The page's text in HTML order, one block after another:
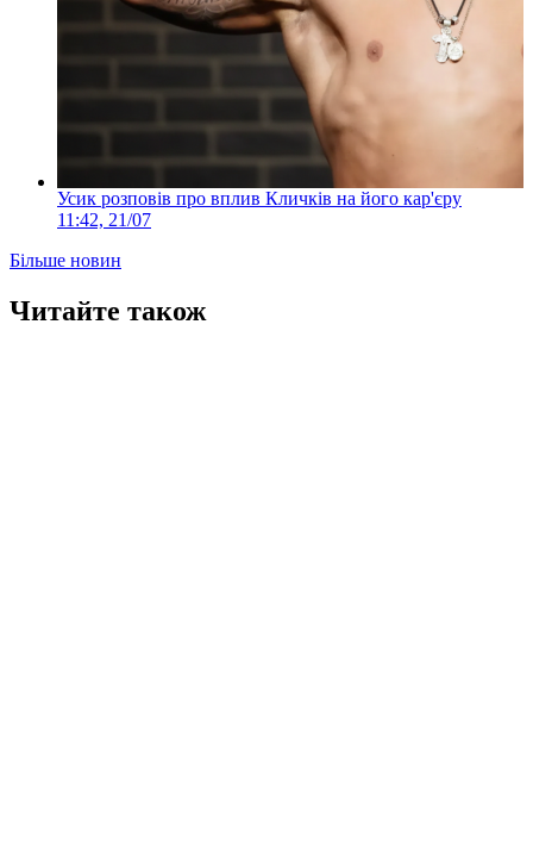
Усик розповів про вплив Кличків на його кар'єру
11:42, 21/07
Більше новин
Читайте також